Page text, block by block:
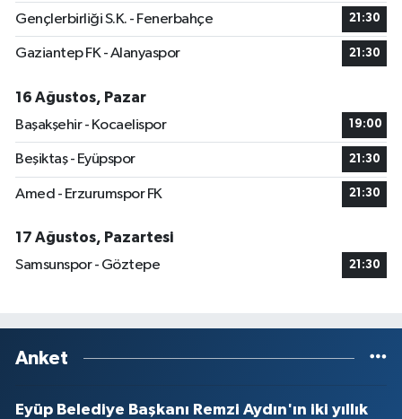
Gençlerbirliği S.K. - Fenerbahçe 21:30
Gaziantep FK - Alanyaspor 21:30
16 Ağustos, Pazar
Başakşehir - Kocaelispor
19:00
Beşiktaş - Eyüpspor 21:30
Amed - Erzurumspor FK 21:30
17 Ağustos, Pazartesi
Samsunspor - Göztepe
21:30
Anket
Eyüp Belediye Başkanı Remzi Aydın'ın iki yıllık